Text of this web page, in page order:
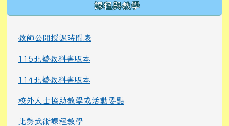
課程與教學
教師公開授課時間表
115北勢教科書版本
114北勢教科書版本
校外人士協助教學或活動要點
北勢武術課程教學